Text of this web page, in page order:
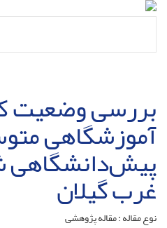
بررسی وضعیت
آموزشگاهی
پیش‌دانشگاهی
غرب گیلان
نوع مقاله : مقاله پژوهشی